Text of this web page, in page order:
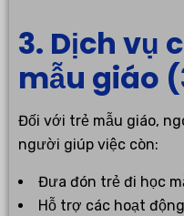
3. Dịch vụ
mẫu giáo
Đối với trẻ mẫu giáo,
người giúp việc còn:
Đưa đón trẻ đi học
Hỗ trợ các hoạt